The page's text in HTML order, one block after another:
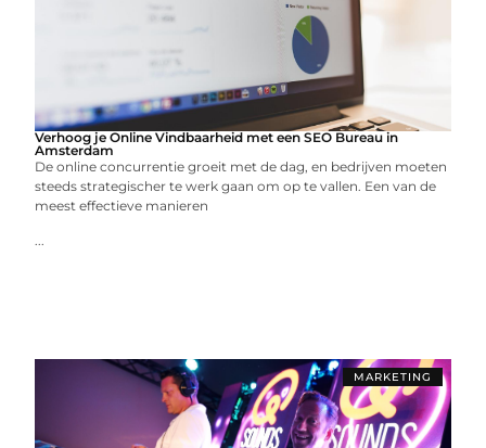
Verhoog je Online Vindbaarheid met een SEO Bureau in
Amsterdam
De online concurrentie groeit met de dag, en bedrijven moeten
steeds strategischer te werk gaan om op te vallen. Een van de
meest effectieve manieren
...
MARKETING